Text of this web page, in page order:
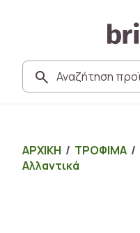
ΑΡΧΙΚΗ / ΤΡΟΦΙΜΑ /
Αλλαντικά